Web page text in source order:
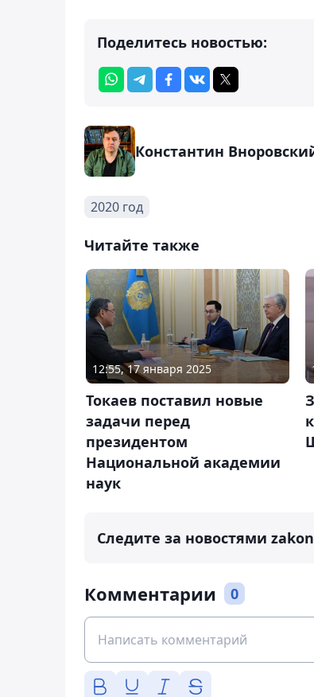
Поделитесь новостью:
Константин
2020 год
Читайте также
12:55, 17 января 2025
Токаев поставил новые
задачи перед
президентом
Национальной академии
наук
Следите за новостями
Комментарии 0